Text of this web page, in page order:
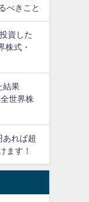
べきこと
資した
株式・
結果
世界株
あれば超
ます！